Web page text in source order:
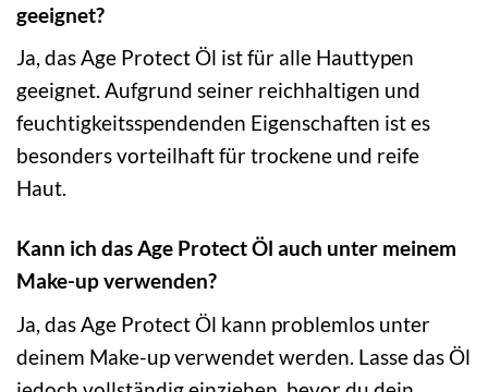
geeignet?
Ja, das Age Protect Öl ist für alle Hauttypen
geeignet. Aufgrund seiner reichhaltigen und
feuchtigkeitsspendenden Eigenschaften ist es
besonders vorteilhaft für trockene und reife
Haut.
Kann ich das Age Protect Öl auch unter meinem
Make-up verwenden?
Ja, das Age Protect Öl kann problemlos unter
deinem Make-up verwendet werden. Lasse das Öl